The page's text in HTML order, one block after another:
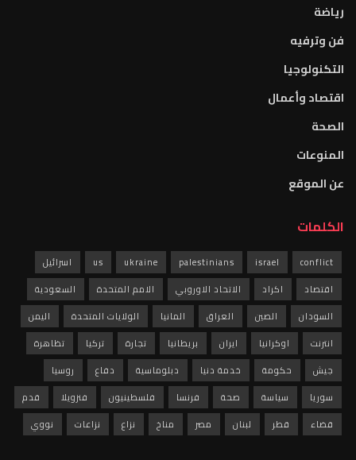
رياضة
فن وترفيه
التكنولوجيا
اقتصاد وأعمال
الصحة
المنوعات
عن الموقع
الكلمات
conflict
israel
palestinians
ukraine
us
اسرائيل
اقتصاد
اكراد الاتحاد الاوروبي الامم المتحدة
السعودية
السودان
الصين العراق المانيا الولايات المتحدة
اليمن
انترنت
اوكرانيا ايران بريطانيا تجارة تركيا
تظاهرة
جيش
حكومة خدمة دنيا دبلوماسية دفاع
روسيا
سوريا
سياسة صحة فرنسا فلسطينيون فنزويلا
قدم
قضاء
قطر لبنان مصر مناخ نزاع نزاعات نووي